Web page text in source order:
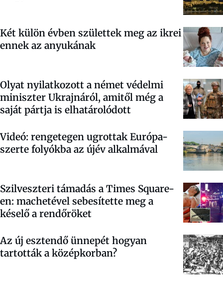
Két külön évben születtek meg az ikrei
ennek az anyukának
Olyat nyilatkozott a német védelmi
miniszter Ukrajnáról, amitől még a
saját pártja is elhatárolódott
Videó: rengetegen ugrottak Európa-
szerte folyókba az újév alkalmával
Szilveszteri támadás a Times Square-
en: machetével sebesítette meg a
késelő a rendőröket
Az új esztendő ünnepét hogyan
tartották a középkorban?